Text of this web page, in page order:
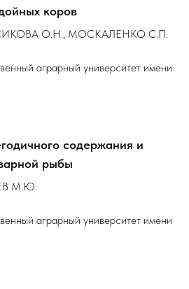
коров
О.Н., МОСКАЛЕНКО С.П.
аграрный университет имени
содержания и
рыбы
М.Ю.
аграрный университет имени